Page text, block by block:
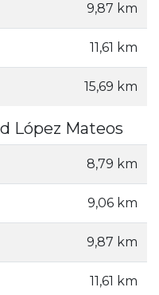
9,87 km
11,61 km
15,69 km
López Mateos
8,79 km
9,06 km
9,87 km
11,61 km